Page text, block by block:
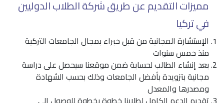
مميزات التقديم عن طريق شركة الطلاب الدوليين
في تركيا
الإستشارة المجانية من قبل خبراء بمجال الجامعات التركية
منذ خمس سنوات
بعد إنشاء الطالب لحسابة ضمن موقعنا سيحصل على دراسة
مجانية بتزويدة بأفضل الجامعات وذلك بحسب الشهادة
ومصدرها والمعدل